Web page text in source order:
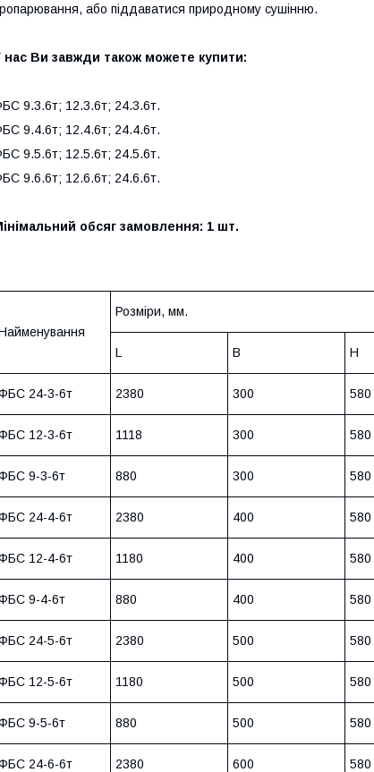
або піддаватися природному сушінню.
нас Ви завжди також можете купити:
9.3.6т; 12.3.6т; 24.3.6т.
9.4.6т; 12.4.6т; 24.4.6т.
9.5.6т; 12.5.6т; 24.5.6т.
9.6.6т; 12.6.6т; 24.6.6т.
обсяг замовлення: 1 шт.
Розміри, мм.
L
B H
24-3-6т 2380 300 580
12-3-6т 1118 300 580
9-3-6т 880 300 580
24-4-6т 2380 400 580
12-4-6т 1180 400 580
9-4-6т 880 400 580
24-5-6т 2380 500 580
12-5-6т 1180 500 580
9-5-6т 880 500 580
24-6-6т 2380 600 580